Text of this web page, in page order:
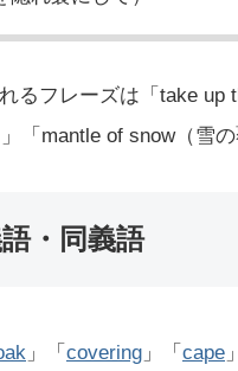
るフレーズは「take
「mantle of snow（雪
・同義語
」「 covering 」「 cape